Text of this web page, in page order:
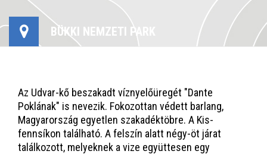
BÜKKI NEMZETI PARK
Az Udvar-kő beszakadt víznyelőüregét "Dante
Poklának" is nevezik. Fokozottan védett barlang,
Magyarország egyetlen szakadéktöbre. A Kis-
fennsíkon található. A felszín alatt négy-öt járat
találkozott, melyeknek a vize együttesen egy